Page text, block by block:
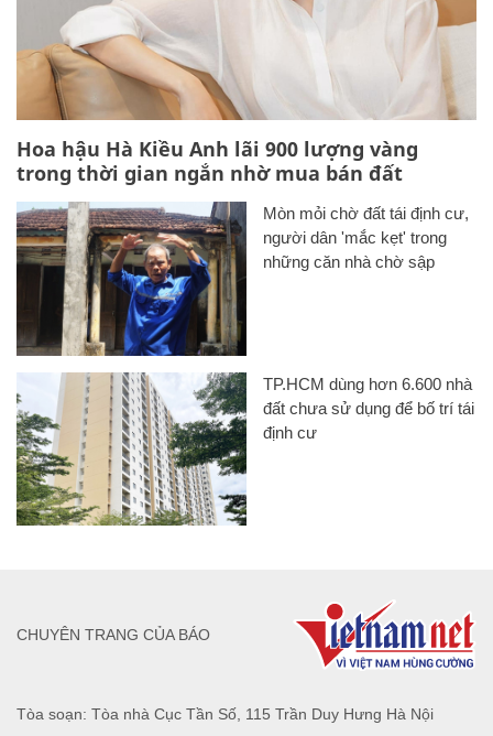
Hoa hậu Hà Kiều Anh lãi 900 lượng vàng
trong thời gian ngắn nhờ mua bán đất
Mòn mỏi chờ đất tái định cư,
người dân 'mắc kẹt' trong
những căn nhà chờ sập
TP.HCM dùng hơn 6.600 nhà
đất chưa sử dụng để bố trí tái
định cư
Tòa soạn: Tòa nhà Cục Tần Số, 115 Trần Duy Hưng Hà Nội
CHUYÊN TRANG CỦA BÁO